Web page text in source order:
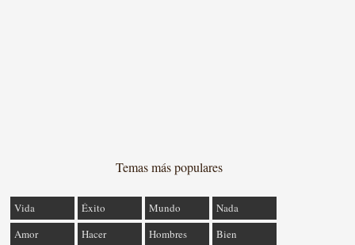
Temas más populares
Vida Éxito Mundo
Nada
Amor
Hacer Hombres Bien